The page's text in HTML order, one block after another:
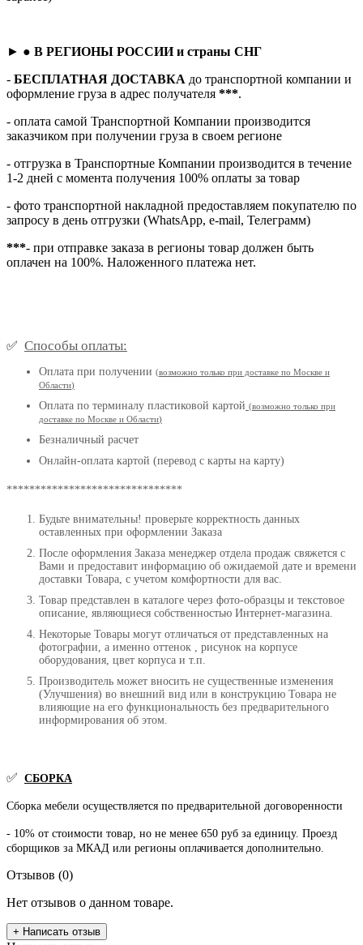
► ● В РЕГИОНЫ РОССИИ и страны СНГ
- БЕСПЛАТНАЯ ДОСТАВКА до транспортной компании и
оформление груза в адрес получателя ***.
- оплата самой Транспортной Компании производится
заказчиком при получении груза в своем регионе
- отгрузка в Транспортные Компании производится в течение
1-2 дней с момента получения 100% оплаты за товар
- фото транспортной накладной предоставляем покупателю по
запросу в день отгрузки (WhatsApp, e-mail, Телеграмм)
***- при отправке заказа в регионы товар должен быть
оплачен на 100%. Наложенного платежа нет.
✅ Способы оплаты:
Оплата при получении (возможно только при доставке по Москве и
Области)
Оплата по терминалу пластиковой картой (возможно только при
доставке по Москве и Области)
Безналичный расчет
Онлайн-оплата картой (перевод с карты на карту)
*******************************
Будьте внимательны! проверьте корректность данных
оставленных при оформлении Заказа
После оформления Заказа менеджер отдела продаж свяжется с
Вами и предоставит информацию об ожидаемой дате и времени
доставки Товара, с учетом комфортности для вас.
Товар представлен в каталоге через фото-образцы и текстовое
описание, являющиеся собственностью Интернет-магазина.
Некоторые Товары могут отличаться от представленных на
фотографии, а именно оттенок , рисунок на корпусе
оборудования, цвет корпуса и т.п.
Производитель может вносить не существенные изменения
(Улучшения) во внешний вид или в конструкцию Товара не
влияющие на его функциональность без предварительного
информирования об этом.
✅ СБОРКА
Сборка мебели осуществляется по предварительной договоренности
- 10% от стоимости товар, но не менее 650 руб за единицу. Проезд
сборщиков за МКАД или регионы оплачивается дополнительно.
Отзывов (0)
Нет отзывов о данном товаре.
+ Написать отзыв